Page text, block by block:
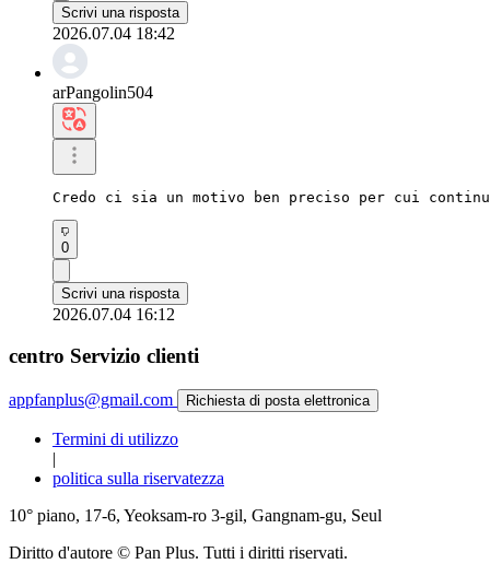
Scrivi una risposta
2026.07.04 18:42
arPangolin504
Credo ci sia un motivo ben preciso per cui
0
Scrivi una risposta
2026.07.04 16:12
centro Servizio clienti
appfanplus@gmail.com Richiesta di posta elettronica
Termini di utilizzo
|
politica sulla riservatezza
10° piano, 17-6, Yeoksam-ro 3-gil, Gangnam-gu, Seul
Diritto d'autore © Pan Plus. Tutti i diritti riservati.